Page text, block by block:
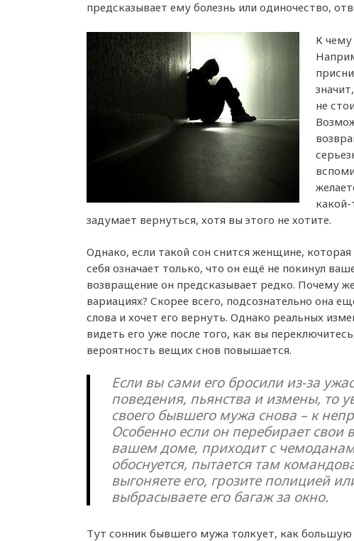
предсказывает ему болезнь или одиночество,
К
не
задумает вернуться, хотя вы этого не хотите.
Однако, если такой сон снится женщине,
себя означает только, что он ещё не покинул
возвращение он предсказывает редко. Почему
вариациях? Скорее всего, подсознательно она
слова и хочет его вернуть. Однако реальных
видеть его уже после того, как вы
вероятность вещих снов повышается.
Если вы сами его бросили из-за
поведения, пьянства и измены, то
своего бывшего мужа снова – к
Особенно если он перебирает свои
вашем доме, приходит с
обоснуется, пытается там
выгоняете его, грозите полицией
выбрасываете его багаж за окно.
Тут сонник бывшего мужа толкует, как